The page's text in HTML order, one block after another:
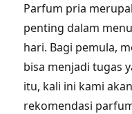
Parfum pria
penting dalam
hari. Bagi pemula,
bisa menjadi tugas
itu, kali ini kami
rekomendasi